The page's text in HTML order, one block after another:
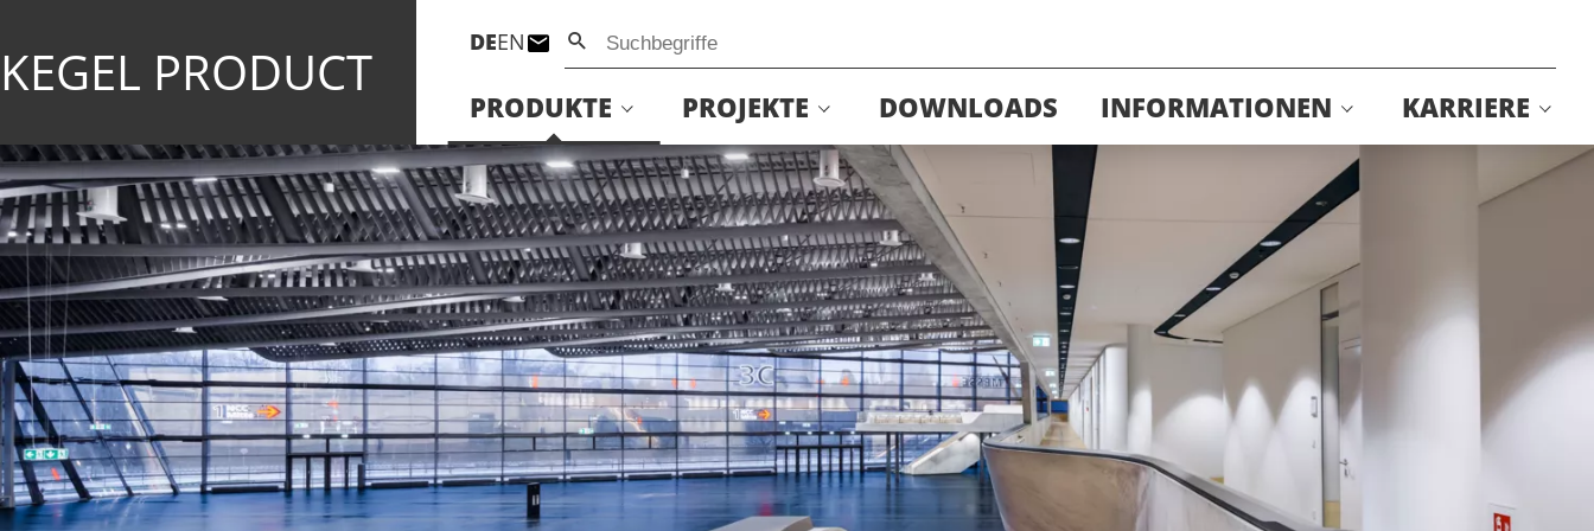
KEGEL PRODUCT DEEN
PRODUKTE PROJEKTE
derledhandlauf
Aqua Stadtbad Hennigsdorf Baumannschule Leipzig
Brücke Bergstraße
Brücke Ebensee
Bootsanleger Köln Deutz
Festung Königstein
Klinikum Ernst von Bergmann Postdam
Knauss Center Ochsenfurt
Lützenerstraße Leipzig
Max Planck Institut Dresden
Messe Nürnberg
Neuer Markt Ingelheim
DOWNLOADS INFORMATIONEN
Richtlinien Geländerbau
Zertifikate
elektrischer Anschluss
Montageanleitung
KARRIERE
Stellenangebote